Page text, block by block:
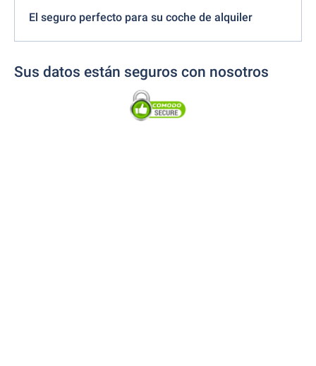
El seguro perfecto para su coche de alquiler
Sus datos están seguros con nosotros